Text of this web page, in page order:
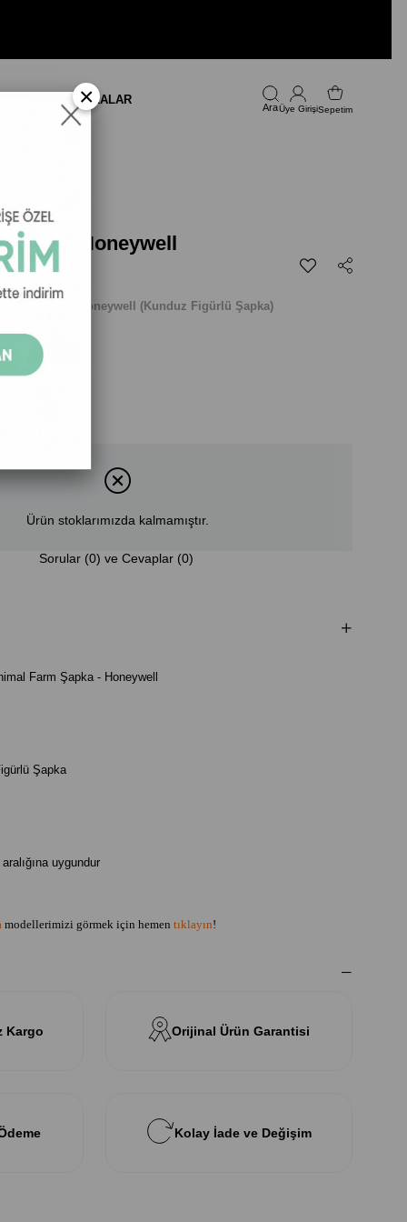
MARKALAR
Üye GirişiSepetim
- Honeywell
Şapka - Honeywell (Kunduz Figürlü Şapka)
Ürün stoklarımızda kalmamıştır.
Sorular (0) ve Cevaplar (0)
Farm Şapka - Honeywell
Şapka
uygundur
modellerimizi görmek için hemen tıklayın!
Kargo Orijinal Ürün Garantisi
Kolay İade ve Değişim
×